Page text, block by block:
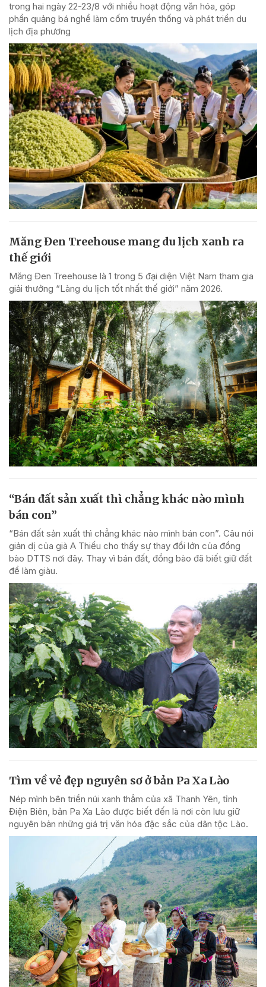
trong hai ngày 22-23/8 với nhiều hoạt động văn hóa, góp
phần quảng bá nghề làm cốm truyền thống và phát triển du
lịch địa phương
Măng Đen Treehouse mang du lịch xanh ra
thế giới
Măng Đen Treehouse là 1 trong 5 đại diện Việt Nam tham gia
giải thưởng “Làng du lịch tốt nhất thế giới” năm 2026.
“Bán đất sản xuất thì chẳng khác nào mình
bán con”
“Bán đất sản xuất thì chẳng khác nào mình bán con”. Câu nói
giản dị của già A Thiếu cho thấy sự thay đổi lớn của đồng
bào DTTS nơi đây. Thay vì bán đất, đồng bào đã biết giữ đất
để làm giàu.
Tìm về vẻ đẹp nguyên sơ ở bản Pa Xa Lào
Nép mình bên triền núi xanh thẳm của xã Thanh Yên, tỉnh
Điện Biên, bản Pa Xa Lào được biết đến là nơi còn lưu giữ
nguyên bản những giá trị văn hóa đặc sắc của dân tộc Lào.